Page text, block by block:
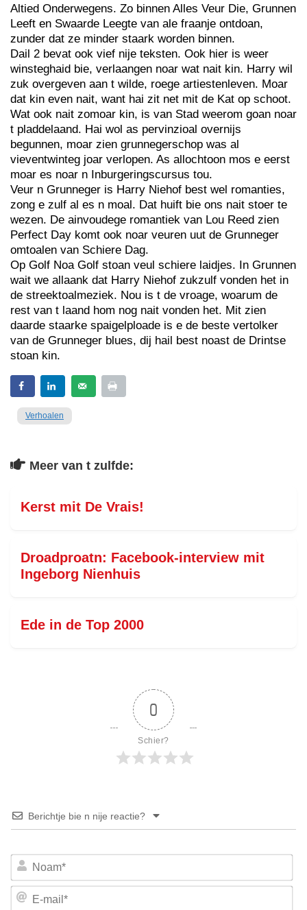
Altied Onderwegens. Zo binnen Alles Veur Die, Grunnen
Leeft en Swaarde Leegte van ale fraanje ontdoan,
zunder dat ze minder staark worden binnen.
Dail 2 bevat ook vief nije teksten. Ook hier is weer
winsteghaid bie, verlaangen noar wat nait kin. Harry wil
zuk overgeven aan t wilde, roege artiestenleven. Moar
dat kin even nait, want hai zit net mit de Kat op schoot.
Wat ook nait zomoar kin, is van Stad weerom goan noar
t pladdelaand. Hai wol as pervinzioal overnijs
begunnen, moar zien grunnegerschop was al
vieventwinteg joar verlopen. As allochtoon mos e eerst
moar es noar n Inburgeringscursus tou.
Veur n Grunneger is Harry Niehof best wel romanties,
zong e zulf al es n moal. Dat huift bie ons nait stoer te
wezen. De ainvoudege romantiek van Lou Reed zien
Perfect Day komt ook noar veuren uut de Grunneger
omtoalen van Schiere Dag.
Op Golf Noa Golf stoan veul schiere laidjes. In Grunnen
wait we allaank dat Harry Niehof zukzulf vonden het in
de streektoalmeziek. Nou is t de vroage, woarum de
rest van t laand hom nog nait vonden het. Mit zien
daarde staarke spaigelploade is e de beste vertolker
van de Grunneger blues, dij hail best noast de Drintse
stoan kin.
Verhoalen
Meer van t zulfde:
Kerst mit De Vrais!
Droadproatn: Facebook-interview mit
Ingeborg Nienhuis
Ede in de Top 2000
0
Schier?
Berichtje bie n nije reactie?
E-